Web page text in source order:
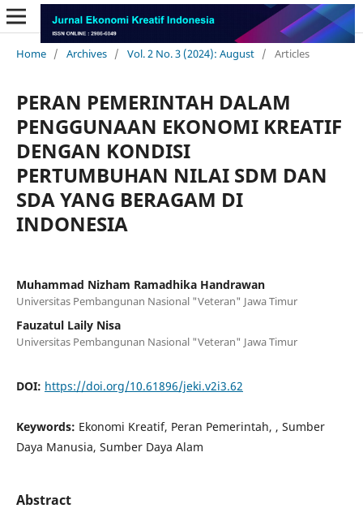
Home / Archives / Vol. 2 No. 3 (2024): August / Articles
PERAN PEMERINTAH DALAM
PENGGUNAAN EKONOMI KREATIF
DENGAN KONDISI
PERTUMBUHAN NILAI SDM DAN
SDA YANG BERAGAM DI
INDONESIA
Muhammad Nizham Ramadhika Handrawan
Universitas Pembangunan Nasional "Veteran" Jawa Timur
Fauzatul Laily Nisa
Universitas Pembangunan Nasional "Veteran" Jawa Timur
DOI: https://doi.org/10.61896/jeki.v2i3.62
Keywords: Ekonomi Kreatif, Peran Pemerintah, , Sumber
Daya Manusia, Sumber Daya Alam
Abstract